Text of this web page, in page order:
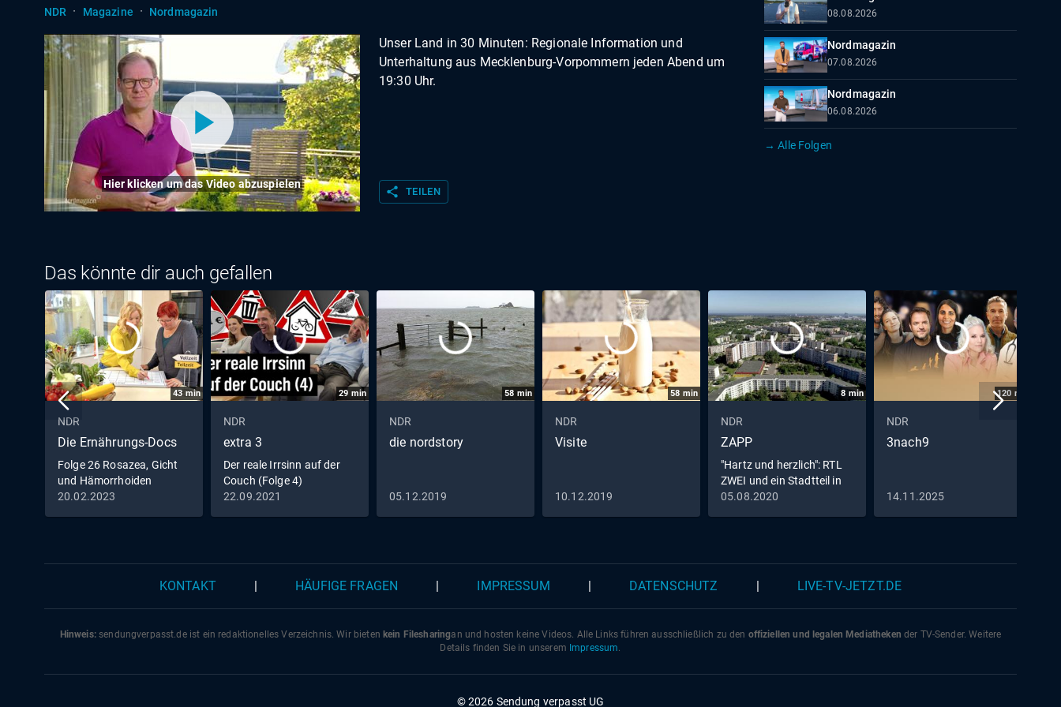
NDR · Magazine · Nordmagazin
Hier klicken um das Video abzuspielen
Unser Land in 30 Minuten: Regionale Information und
Unterhaltung aus Mecklenburg-Vorpommern jeden Abend um
19:30 Uhr.
share TEILEN
08.08.2026
Nordmagazin
07.08.2026
Nordmagazin
06.08.2026
→ Alle Folgen
Das könnte dir auch gefallen
43min
NDR
Die Ernährungs-Docs
Folge 26 Rosazea, Gicht
und Hämorrhoiden
20.02.2023
29 min
NDR
extra 3
Der reale Irrsinn auf der
Couch (Folge 4)
22.09.2021
58 min
NDR
die nordstory
05.12.2019
58 min
NDR
Visite
10.12.2019
8 min
NDR
ZAPP
"Hartz und herzlich": RTL
ZWEI und ein Stadtteil in
Rostock
05.08.2020
120 min
NDR
3nach9
14.11.2025
KONTAKT HÄUFIGE FRAGEN IMPRESSUM DATENSCHUTZ LIVE-TV-JETZT.DE
Hinweis:sendungverpasst.deist ein redaktionelles Verzeichnis. Wir bieten kein Filesharingan und hosten keine Videos. Alle Links führen ausschließlich zu den offiziellen und legalen Mediatheken der TV-Sender. Weitere
Details finden Sie in unserem Impressum.
© 2026 Sendung verpasst UG